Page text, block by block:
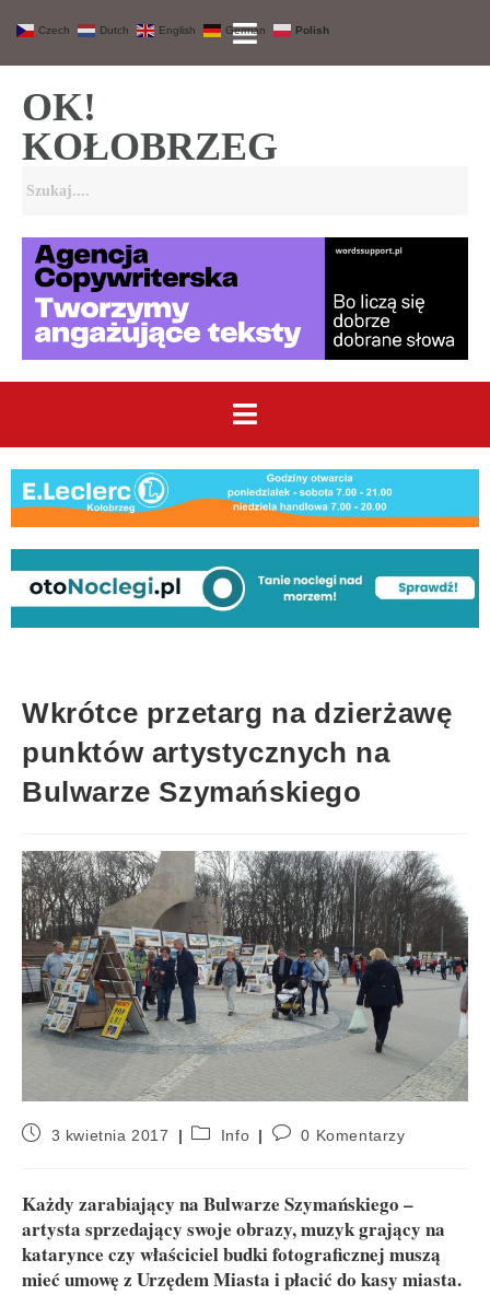
OK!
KOŁOBRZEG
Wkrótce przetarg na dzierżawę
punktów artystycznych na
Bulwarze Szymańskiego
3 kwietnia 2017 Info 0 Komentarzy
Każdy zarabiający na Bulwarze Szymańskiego –
artysta sprzedający swoje obrazy, muzyk grający na
katarynce czy właściciel budki fotograficznej muszą
mieć umowę z Urzędem Miasta i płacić do kasy miasta.
Czech Dutch English German Polish